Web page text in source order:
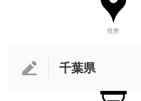
住所
千葉県